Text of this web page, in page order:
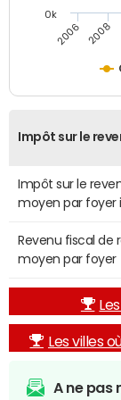
2006 2008
0k
Impôt sur le
Impôt sur le
moyen par foyer
Revenu fiscal de
moyen par foyer
Les villes
A ne pas